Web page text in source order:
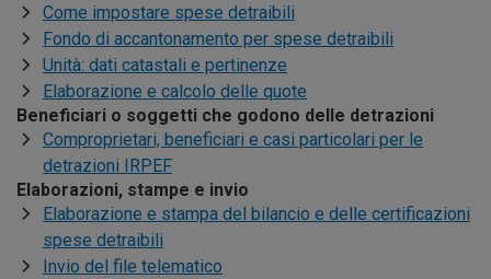
Come impostare spese detraibili
Fondo di accantonamento per spese detraibili
Unità: dati catastali e pertinenze
Elaborazione e calcolo delle quote
Beneficiari o soggetti che godono delle detrazioni
Comproprietari, beneficiari e casi particolari per le
detrazioni IRPEF
Elaborazioni, stampe e invio
Elaborazione e stampa del bilancio e delle certificazioni
spese detraibili
Invio del file telematico